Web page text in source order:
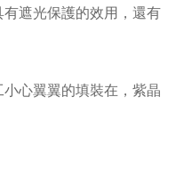
遮光保護的效用， 還有
心翼翼的填裝在， 紫晶